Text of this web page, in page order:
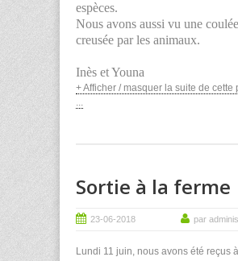
espèces.
Nous avons aussi vu une
creusée par les animaux.
Inès et Youna
+ Afficher / masquer la suite de cette
...
Sortie à la ferme
23-06-2018 par
Lundi 11 juin, nous avons été reçus